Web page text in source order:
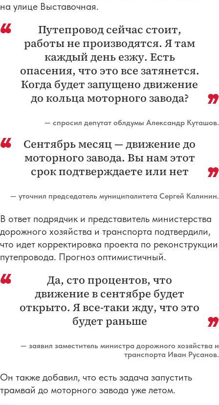
на улице Выставочная.
Путепровод сейчас стоит,
работы не производятся. Я там
каждый день езжу. Есть
опасения, что это все затянется.
Когда будет запущено движение
до кольца моторного завода?
— спросил депутат облдумы Александр Куташов.
Сентябрь месяц — движение до
моторного завода. Вы нам этот
срок подтверждаете или нет
— уточнил председатель муниципалитета Сергей Калинин.
В ответ подрядчик и представитель министерства
дорожного хозяйства и транспорта подтвердили,
что идет корректировка проекта по реконструкции
путепровода. Прогноз оптимистичный.
Да, сто процентов, что
движение в сентябре будет
открыто. Я все-таки жду, что это
будет раньше
— заявил заместитель министра дорожного хозяйства и
транспорта Иван Русанов.
Он также добавил, что есть задача запустить
трамвай до моторного завода уже летом.